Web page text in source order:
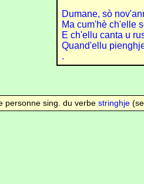
Dumane, sò
Ma cum'hè ch'elle
E ch'ellu canta u
Quand'ellu
.
personne sing. du verbe stringhje